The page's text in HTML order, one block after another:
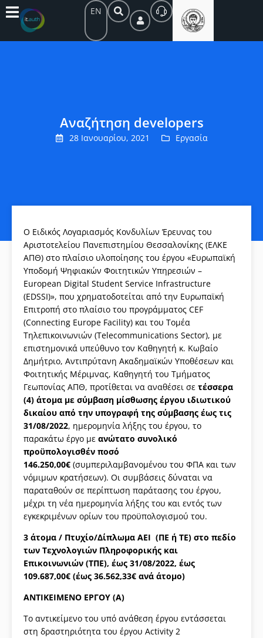
EN
Αναζήτηση developers
28 Ιανουαρίου, 2021 Εργασία
Ο Ειδικός Λογαριασμός Κονδυλίων Έρευνας του
Αριστοτελείου Πανεπιστημίου Θεσσαλονίκης (ΕΛΚΕ
ΑΠΘ) στο πλαίσιο υλοποίησης του έργου «Ευρωπαϊκή
Υποδομή Ψηφιακών Φοιτητικών Υπηρεσιών –
European Digital Student Service Infrastructure
(EDSSI)», που χρηματοδοτείται από την Ευρωπαϊκή
Επιτροπή στο πλαίσιο του προγράμματος CEF
(Connecting Europe Facility) και του Τομέα
Τηλεπικοινωνιών (Telecommunications Sector), με
επιστημονικά υπεύθυνο τον Καθηγητή κ. Κωβαίο
Δημήτριο, Αντιπρύτανη Ακαδημαϊκών Υποθέσεων και
Φοιτητικής Μέριμνας, Καθηγητή του Τμήματος
Γεωπονίας ΑΠΘ, προτίθεται να αναθέσει σε τέσσερα
(4) άτομα με σύμβαση μίσθωσης έργου ιδιωτικού
δικαίου από την υπογραφή της σύμβασης έως τις
31/08/2022, ημερομηνία λήξης του έργου, το
παρακάτω έργο με ανώτατο συνολικό
προϋπολογισθέν ποσό
146.250,00€ (συμπεριλαμβανομένου του ΦΠΑ και των
νόμιμων κρατήσεων). Οι συμβάσεις δύναται να
παραταθούν σε περίπτωση παράτασης του έργου,
μέχρι τη νέα ημερομηνία λήξης του και εντός των
εγκεκριμένων ορίων του προϋπολογισμού του.
3 άτομα / Πτυχίο/Δίπλωμα ΑΕΙ (ΠΕ ή ΤΕ) στο πεδίο
των Τεχνολογιών Πληροφορικής και
Επικοινωνιών (ΤΠΕ), έως 31/08/2022, έως
109.687,00€ (έως 36.562,33€ ανά άτομο)
ΑΝΤΙΚΕΙΜΕΝΟ ΕΡΓΟΥ (Α)
Το αντικείμενο του υπό ανάθεση έργου εντάσσεται
στη δραστηριότητα του έργου Activity 2